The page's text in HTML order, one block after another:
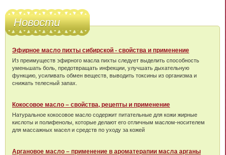
Новости
Эфирное масло пихты сибирской - свойства и применение
Из преимуществ эфирного масла пихты следует выделить способность
уменьшать боль, предотвращать инфекции, улучшать дыхательную
функцию, усиливать обмен веществ, выводить токсины из организма и
снижать телесный запах.
Кокосовое масло – свойства, рецепты и применение
Натуральное кокосовое масло содержит питательные для кожи жирные
кислоты и полифенолы, которые делают его отличным маслом-носителем
для массажных масел и средств по уходу за кожей
Аргановое масло – применение в ароматерапии масла арганы